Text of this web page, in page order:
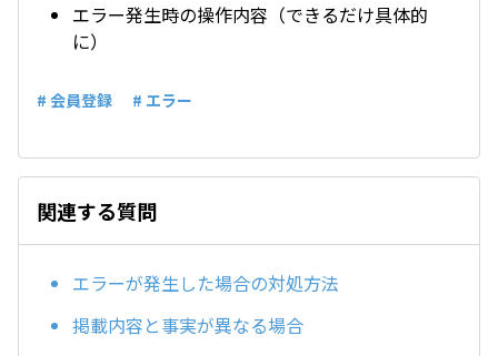
エラー発生時の操作内容（できるだけ具体的
に）
# 会員登録 # エラー
関連する質問
エラーが発生した場合の対処方法
掲載内容と事実が異なる場合